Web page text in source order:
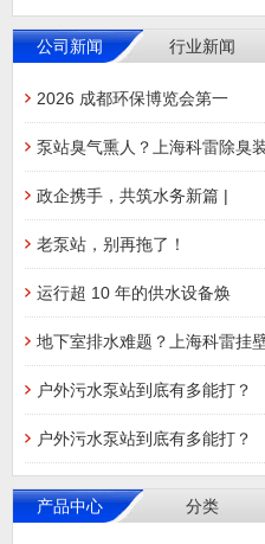
公司新闻 行业新闻
2026 成都环保博览会第一
泵站臭气熏人？上海科雷除臭
政企携手，共筑水务新篇 |
老泵站，别再拖了！
运行超 10 年的供水设备焕
地下室排水难题？上海科雷挂
户外污水泵站到底有多能打？
户外污水泵站到底有多能打？
产品中心 分类